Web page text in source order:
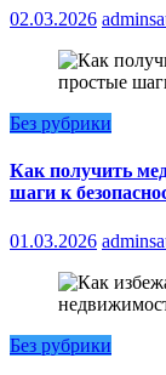
02.03.2026
Без рубрики
Как получить
шаги к
01.03.2026
Без рубрики